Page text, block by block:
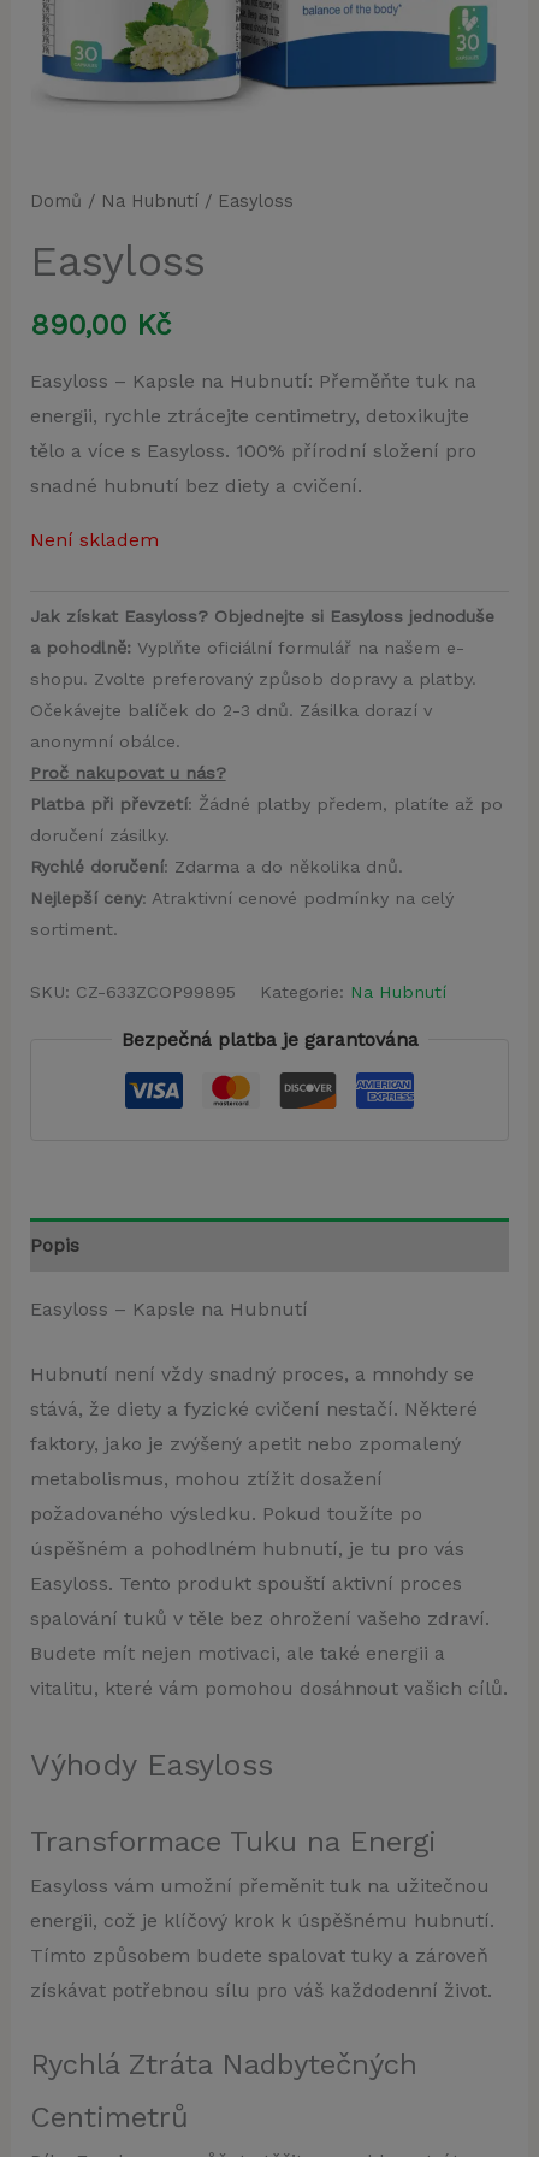
Domů / Na Hubnutí/ Easyloss
Easyloss
890,00 Kč
Easyloss – Kapsle na Hubnutí: Přeměňte tuk na
energii, rychle ztrácejte centimetry, detoxikujte
tělo a více s Easyloss. 100% přírodní složení pro
snadné hubnutí bez diety a cvičení.
Není skladem
Jak získat Easyloss? Objednejte si Easyloss jednoduše
a pohodlně:Vyplňte oficiální formulář na našem e-
shopu. Zvolte preferovaný způsob dopravy a platby.
Očekávejte balíček do 2-3 dnů. Zásilka dorazí v
anonymní obálce.
Proč nakupovat u nás?
Platba při převzetí: Žádné platby předem, platíte až po
doručení zásilky.
Rychlé doručení: Zdarma a do několika dnů.
Nejlepší ceny: Atraktivní cenové podmínky na celý
sortiment.
SKU: CZ-633ZCOP99895 Kategorie: Na Hubnutí
Bezpečná platba je garantována
Popis
Easyloss – Kapsle na Hubnutí
Hubnutí není vždy snadný proces, a mnohdy se
stává, že diety a fyzické cvičení nestačí. Některé
faktory, jako je zvýšený apetit nebo zpomalený
metabolismus, mohou ztížit dosažení
požadovaného výsledku. Pokud toužíte po
úspěšném a pohodlném hubnutí, je tu pro vás
Easyloss. Tento produkt spouští aktivní proces
spalování tuků v těle bez ohrožení vašeho zdraví.
Budete mít nejen motivaci, ale také energii a
vitalitu, které vám pomohou dosáhnout vašich cílů.
Výhody Easyloss
Transformace Tuku na Energi
Easyloss vám umožní přeměnit tuk na užitečnou
energii, což je klíčový krok k úspěšnému hubnutí.
Tímto způsobem budete spalovat tuky a zároveň
získávat potřebnou sílu pro váš každodenní život.
Rychlá Ztráta Nadbytečných
Centimetrů